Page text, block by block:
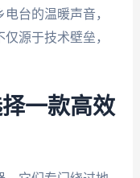
台的温暖声音，
源于技术壁垒，
一款高效